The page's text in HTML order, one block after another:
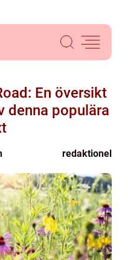
En översikt
denna populära
redaktionel